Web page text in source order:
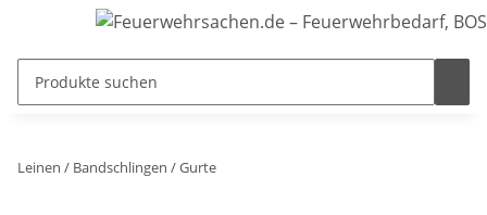
Leinen / Bandschlingen / Gurte